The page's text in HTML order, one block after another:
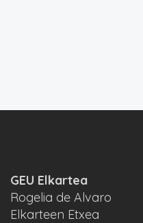
GEU Elkartea
Rogelia de Alvaro
Elkarteen Etxea